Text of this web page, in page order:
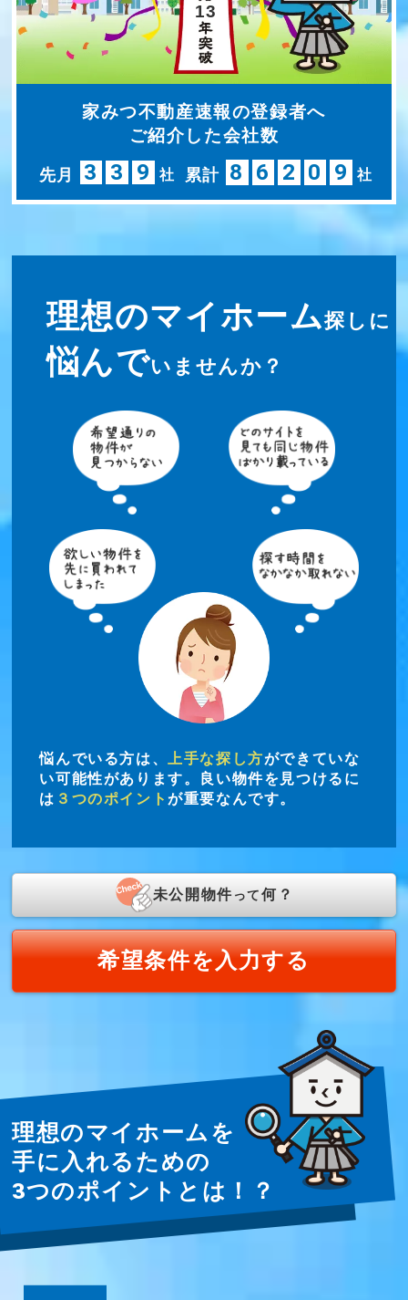
13
家みつ不動産速報の登録者へ
ご紹介した会社数
先月 3 3 9 社 累計 8 6 2 0 9 社
理想のマイホーム探しに
悩んでいませんか？
悩んでいる方は、上手な探し方ができていな
い可能性があります。良い物件を見つけるに
は ３つのポイントが重要なんです。
未公開物件って何？
希望条件を入力する
理想のマイホームを
手に入れるための
3つのポイントとは！？